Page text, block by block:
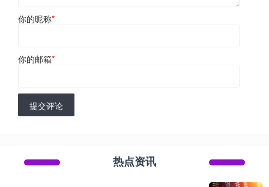
你的昵称*
你的邮箱*
提交评论
热点资讯